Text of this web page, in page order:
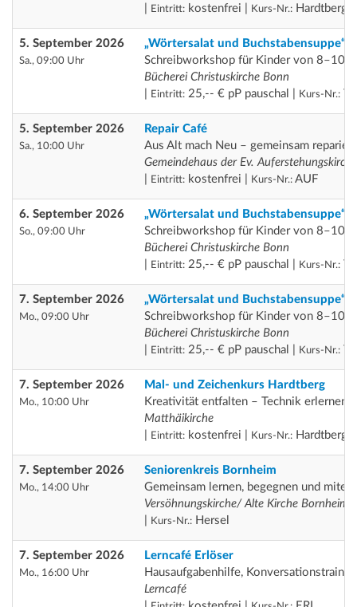
Eintritt: kostenfrei | Kurs-Nr.: Hardtberg
5. September 2026
Sa., 09:00 Uhr
„Wörtersalat und Buchstabensuppe“
Schreibworkshop für Kinder von 8–10
Bücherei Christuskirche Bonn
Eintritt: 25,-- € pP pauschal | Kurs-Nr.:
5. September 2026
Sa., 10:00 Uhr
Repair Café
Aus Alt mach Neu – gemeinsam
Gemeindehaus der Ev. Auferstehungskirche
Eintritt: kostenfrei | Kurs-Nr.: AUF
6. September 2026
So., 09:00 Uhr
„Wörtersalat und Buchstabensuppe“
Schreibworkshop für Kinder von 8–10
Bücherei Christuskirche Bonn
Eintritt: 25,-- € pP pauschal | Kurs-Nr.:
7. September 2026
Mo., 09:00 Uhr
„Wörtersalat und Buchstabensuppe“
Schreibworkshop für Kinder von 8–10
Bücherei Christuskirche Bonn
Eintritt: 25,-- € pP pauschal | Kurs-Nr.:
7. September 2026
Mo., 10:00 Uhr
Mal- und Zeichenkurs Hardtberg
Kreativität entfalten – Technik erlernen
Matthäikirche
Eintritt: kostenfrei | Kurs-Nr.: Hardtberg
7. September 2026
Mo., 14:00 Uhr
Seniorenkreis Bornheim
Gemeinsam lernen, begegnen und
Versöhnungskirche/ Alte Kirche Bornheim
Kurs-Nr.: Hersel
7. September 2026
Mo., 16:00 Uhr
Lerncafé Erlöser
Hausaufgabenhilfe,
Lerncafé